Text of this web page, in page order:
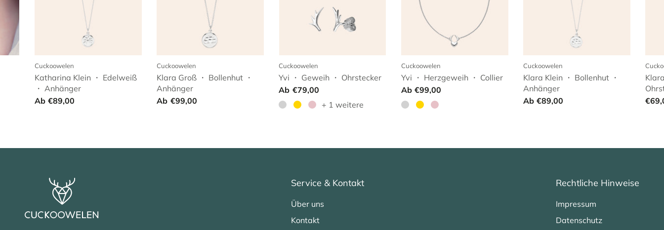
Cuckoowelen
Katharina Klein ・ Edelweiß
・ Anhänger
Ab €89,00
Cuckoowelen
Klara Groß ・ Bollenhut ・
Anhänger
Ab €99,00
Cuckoowelen
Yvi ・ Geweih ・ Ohrstecker
Ab €79,00
+ 1 weitere
Cuckoowelen
Yvi ・ Herzgeweih ・ Collier
Ab €99,00
Cuckoowelen
Klara Klein ・ Bollenhut ・
Anhänger
Ab €89,00
Service & Kontakt
Über uns
Kontakt
Rechtliche Hinweise
Impressum
Datenschutz